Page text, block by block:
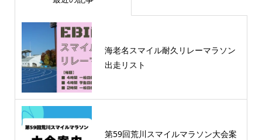
海老名スマイル耐久リレーマラソン
出走リスト
第59回荒川スマイルマラソン大会案